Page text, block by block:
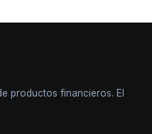
productos financieros. El